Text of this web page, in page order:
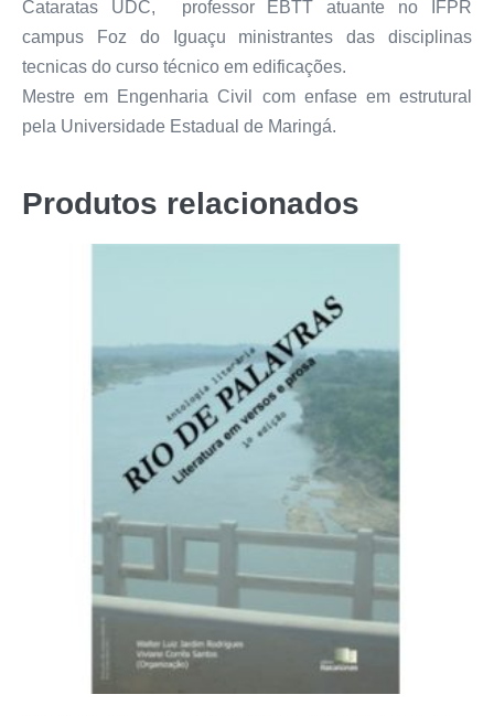
Cataratas UDC, professor EBTT atuante no IFPR
campus Foz do Iguaçu ministrantes das disciplinas
tecnicas do curso técnico em edificações.
Mestre em Engenharia Civil com enfase em estrutural
pela Universidade Estadual de Maringá.
Produtos relacionados